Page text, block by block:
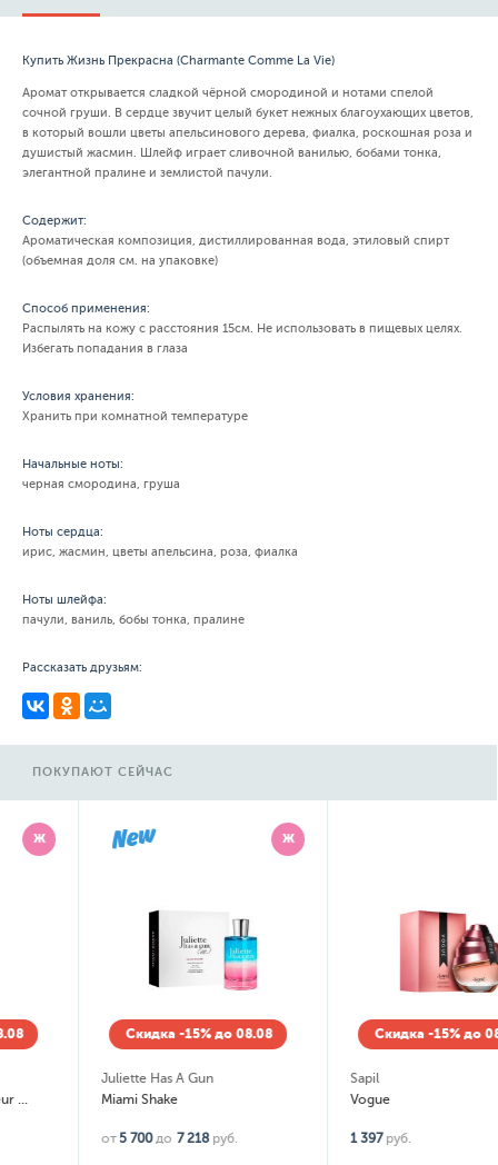
Купить Жизнь Прекрасна (Charmante Comme La Vie)
Аромат открывается сладкой чёрной смородиной и нотами спелой
сочной груши. В сердце звучит целый букет нежных благоухающих цветов,
в который вошли цветы апельсинового дерева, фиалка, роскошная роза и
душистый жасмин. Шлейф играет сливочной ванилью, бобами тонка,
элегантной пралине и землистой пачули.
Содержит:
Ароматическая композиция, дистиллированная вода, этиловый спирт
(объемная доля см. на упаковке)
Способ применения:
Распылять на кожу с расстояния 15см. Не использовать в пищевых целях.
Избегать попадания в глаза
Условия хранения:
Хранить при комнатной температуре
Начальные ноты:
черная смородина, груша
Ноты сердца:
ирис, жасмин, цветы апельсина, роза, фиалка
Ноты шлейфа:
пачули, ваниль, бобы тонка, пралине
Рассказать друзьям:
ПОКУПАЮТ СЕЙЧАС
Скидка -15% до 08.08
Juliette Has A Gun
Miami Shake
7 218 руб.
Скидка -15% до 08.08